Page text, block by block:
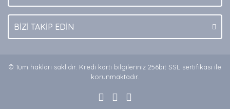
BİZİ TAKİP EDİN
© Tüm hakları saklıdır. Kredi kartı bilgileriniz 256bit SSL sertifikası ile
korunmaktadır.